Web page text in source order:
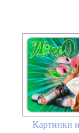
Картинки